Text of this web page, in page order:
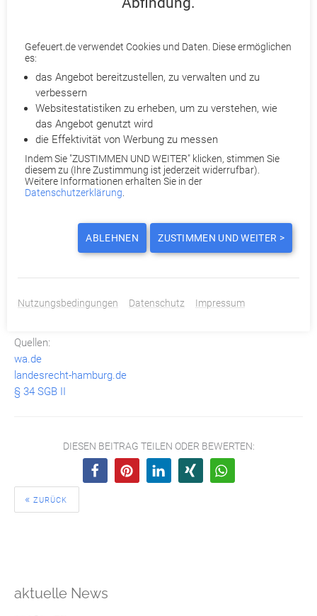
aktuelle News
Gefeuert.de macht sich für Ihre Abfindung stark!
Partneranwälte prüfen Ihre Kündigung
Ihnen wurde gekündigt? Holen Sie ohne Kostenrisiko das
Bestmögliche mit
Abfindung, Kündigungsrücknahme, Terminverschiebung oder
Wandlung einer außerordentlichen Kündigung in eine
ordentliche möglich. Qualifizierte Partneranwälte prüfen
detailliert Ihre Kündigung und beraten Sie telefonisch.
Reichen Sie dazu Ihre Kündigung bei Gefeuert.de ein. Für Sie
diese werden entweder von uns oder Ihrer
Rechtsschutzversicherung übernommen. Eine Provision für
Sie rechtsschutzversichert? Dann übernehmen wir zusätzlich
Quellen:
wa.de
landesrecht-hamburg.de
§ 34 SGB II
DIESEN BEITRAG TEILEN ODER BEWERTEN:
ZURÜCK
Gefeuert.de verwendet Cookies und Daten. Diese ermöglichen
es:
das Angebot bereitzustellen, zu verwalten und zu
verbessern
Websitestatistiken zu erheben, um zu verstehen, wie
das Angebot genutzt wird
die Effektivität von Werbung zu messen
Indem Sie "ZUSTIMMEN UND WEITER" klicken, stimmen Sie
diesem zu (Ihre Zustimmung ist jederzeit widerrufbar).
Weitere Informationen erhalten Sie in der
Datenschutzerklärung
ABLEHNEN ZUSTIMMEN UND WEITER >
Nutzungsbedingungen Datenschutz Impressum